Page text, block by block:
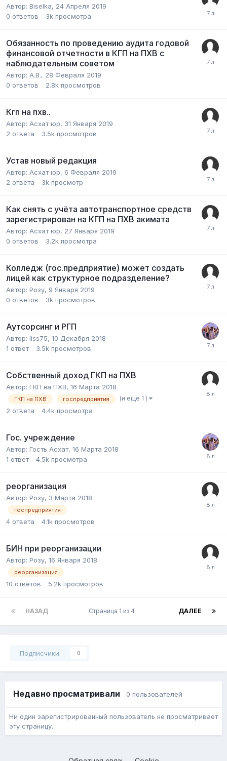
Автор: Biselka, 24 Апреля 2019
0 ответов 3k просмотра
Обязанность по проведению аудита годовой
финансовой отчетности в КГП на ПХВ с
наблюдательным советом
Автор: А.В., 28 Февраля 2019
0 ответов 2.8k просмотров
Кгп на пхв..
Автор: Асхат юр, 31 Января 2019
2 ответа 3.5k просмотров
Устав новый редакция
Автор: Асхат юр, 6 Февраля 2019
2 ответа 3k просмотр
Как снять с учёта автотранспортное средств
зарегистрирован на КГП на ПХВ акимата
Автор: Асхат юр, 27 Января 2019
0 ответов 3.2k просмотра
Колледж (гос.предприятие) может создать
лицей как структурное подразделение?
Автор: Розу, 9 Января 2019
0 ответов 3k просмотров
Аутсорсинг и РГП
Автор: liss75, 10 Декабря 2018
1 ответ 3.5k просмотров
Собственный доход ГКП на ПХВ
Автор: ГКП на ПХВ, 16 Марта 2018
ГКП на ПХВ госпредприятия (и еще 1 )
2 ответа 4.4k просмотра
Гос. учреждение
Автор: Гость Асхат, 16 Марта 2018
1 ответ 4.5k просмотра
реорганизация
Автор: Розу, 3 Марта 2018
госпредприятия
4 ответа 4.1k просмотров
БИН при реорганизации
Автор: Розу, 16 Января 2018
реорганизация
10 ответов 5.2k просмотров
НАЗАД ДАЛЕЕ
Страница 1 из 4
Подписчики 0
Недавно просматривали 0 пользователей
Ни один зарегистрированный пользователь не просматривает
эту страницу.